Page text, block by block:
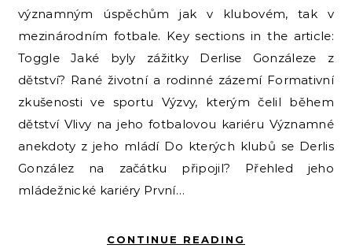
významným úspěchům jak v klubovém, tak v
mezinárodním fotbale. Key sections in the article:
Toggle Jaké byly zážitky Derlise Gonzáleze z
dětství? Rané životní a rodinné zázemí Formativní
zkušenosti ve sportu Výzvy, kterým čelil během
dětství Vlivy na jeho fotbalovou kariéru Významné
anekdoty z jeho mládí Do kterých klubů se Derlis
González na začátku připojil? Přehled jeho
mládežnické kariéry První…
CONTINUE READING